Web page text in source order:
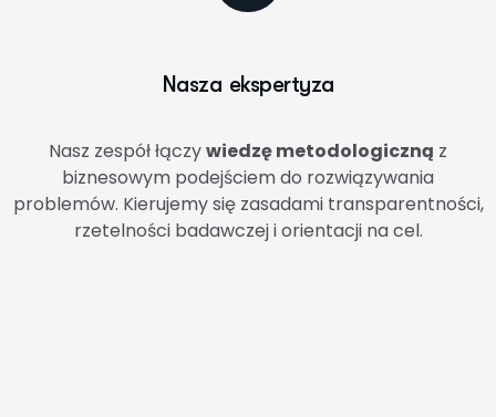
Nasza ekspertyza
Nasz zespół łączywiedzę metodologiczną z
biznesowym podejściem do rozwiązywania
problemów. Kierujemy się zasadami transparentności,
rzetelności badawczej i orientacji na cel.